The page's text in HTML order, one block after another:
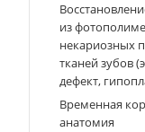
из
некариозных
тканей зубов
дефект,
Временная
анатомия